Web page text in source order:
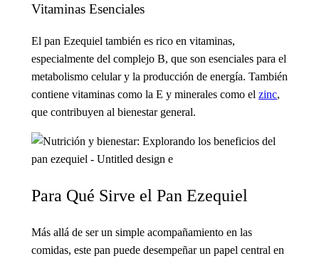
Vitaminas Esenciales
El pan Ezequiel también es rico en vitaminas,
especialmente del complejo B, que son esenciales para el
metabolismo celular y la producción de energía. También
contiene vitaminas como la E y minerales como el zinc,
que contribuyen al bienestar general.
Para Qué Sirve el Pan Ezequiel
Más allá de ser un simple acompañamiento en las
comidas, este pan puede desempeñar un papel central en